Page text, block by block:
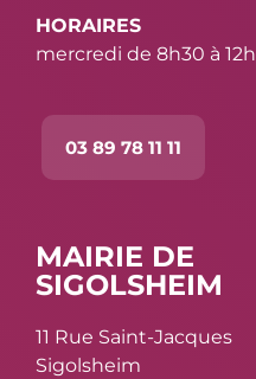
HORAIRES
mercredi de 8h30 à 12h
03 89 78 11 11
MAIRIE DE
SIGOLSHEIM
11 Rue Saint-Jacques
Sigolsheim